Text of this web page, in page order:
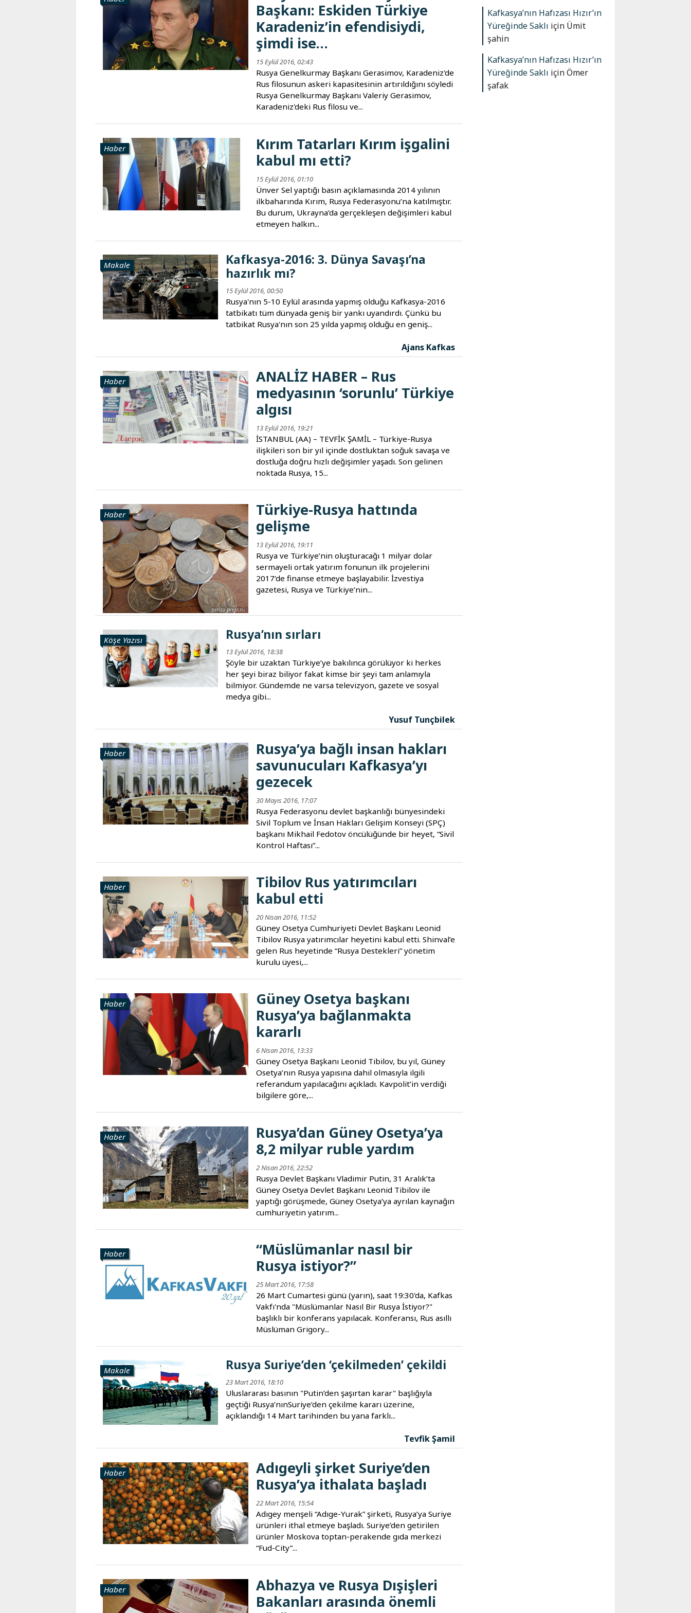
Karaçay-
Çerkes
Krasnodar
Kray
Kuzey
Osetya
Başkanı: Eskiden Türkiye
Karadeniz’in efendisiydi,
şimdi ise…
15 Eylül 2016, 02:43
Rusya Genelkurmay Başkanı Gerasimov, Karadeniz'de
Rus filosunun askeri kapasitesinin artırıldığını söyledi
Rusya Genelkurmay Başkanı Valeriy Gerasimov,
Karadeniz'deki Rus filosu ve...
Haber
Kırım Tatarları Kırım işgalini
kabul mı etti?
15 Eylül 2016, 01:10
Ünver Sel yaptığı basın açıklamasında 2014 yılının
ilkbaharında Kırım, Rusya Federasyonu’na katılmıştır.
Bu durum, Ukrayna’da gerçekleşen değişimleri kabul
etmeyen halkın...
Makale
Kafkasya-2016: 3. Dünya Savaşı’na
hazırlık mı?
15 Eylül 2016, 00:50
Rusya'nın 5-10 Eylül arasında yapmış olduğu Kafkasya-2016
tatbikatı tüm dünyada geniş bir yankı uyandırdı. Çünkü bu
tatbikat Rusya'nın son 25 yılda yapmış olduğu en geniş...
Ajans Kafkas
Haber
ANALİZ HABER – Rus
medyasının ‘sorunlu’ Türkiye
algısı
13 Eylül 2016, 19:21
İSTANBUL (AA) – TEVFİK ŞAMİL – Türkiye-Rusya
ilişkileri son bir yıl içinde dostluktan soğuk savaşa ve
dostluğa doğru hızlı değişimler yaşadı. Son gelinen
noktada Rusya, 15...
Haber
Türkiye-Rusya hattında
gelişme
13 Eylül 2016, 19:11
Rusya ve Türkiye’nin oluşturacağı 1 milyar dolar
sermayeli ortak yatırım fonunun ilk projelerini
2017’de finanse etmeye başlayabilir. İzvestiya
gazetesi, Rusya ve Türkiye’nin...
Köşe Yazısı Rusya’nın sırları
13 Eylül 2016, 18:38
Şöyle bir uzaktan Türkiye’ye bakılınca görülüyor ki herkes
her şeyi biraz biliyor fakat kimse bir şeyi tam anlamıyla
bilmiyor. Gündemde ne varsa televizyon, gazete ve sosyal
medya gibi...
Yusuf Tunçbilek
Haber
Rusya’ya bağlı insan hakları
savunucuları Kafkasya’yı
gezecek
30 Mayıs 2016, 17:07
Rusya Federasyonu devlet başkanlığı bünyesindeki
Sivil Toplum ve İnsan Hakları Gelişim Konseyi (SPÇ)
başkanı Mikhail Fedotov öncülüğünde bir heyet, “Sivil
Kontrol Haftası”...
Haber
Tibilov Rus yatırımcıları
kabul etti
20 Nisan 2016, 11:52
Güney Osetya Cumhuriyeti Devlet Başkanı Leonid
Tibilov Rusya yatırımcılar heyetini kabul etti. Shinval’e
gelen Rus heyetinde “Rusya Destekleri” yönetim
kurulu üyesi,...
Haber
Güney Osetya başkanı
Rusya’ya bağlanmakta
kararlı
6 Nisan 2016, 13:33
Güney Osetya Başkanı Leonid Tibilov, bu yıl, Güney
Osetya’nın Rusya yapısına dahil olmasıyla ilgili
referandum yapılacağını açıkladı. Kavpolit’in verdiği
bilgilere göre,...
Haber
Rusya’dan Güney Osetya’ya
8,2 milyar ruble yardım
2 Nisan 2016, 22:52
Rusya Devlet Başkanı Vladimir Putin, 31 Aralık’ta
Güney Osetya Devlet Başkanı Leonid Tibilov ile
yaptığı görüşmede, Güney Osetya’ya ayrılan kaynağın
cumhuriyetin yatırım...
Haber
“Müslümanlar nasıl bir
Rusya istiyor?”
25 Mart 2016, 17:58
26 Mart Cumartesi günü (yarın), saat 19:30'da, Kafkas
Vakfı'nda "Müslümanlar Nasıl Bir Rusya İstiyor?"
başlıklı bir konferans yapılacak. Konferansı, Rus asıllı
Müslüman Grigory...
Makale Rusya Suriye’den ‘çekilmeden’ çekildi
23 Mart 2016, 18:10
Uluslararası basının "Putin’den şaşırtan karar" başlığıyla
geçtiği Rusya’nınSuriye’den çekilme kararı üzerine,
açıklandığı 14 Mart tarihinden bu yana farklı...
Tevfik Şamil
Haber
Adıgeyli şirket Suriye’den
Rusya’ya ithalata başladı
22 Mart 2016, 15:54
Adıgey menşeli “Adıge-Yurak” şirketi, Rusya’ya Suriye
ürünleri ithal etmeye başladı. Suriye’den getirilen
ürünler Moskova toptan-perakende gıda merkezi
“Fud-City”...
Haber
Abhazya ve Rusya Dışişleri
Bakanları arasında önemli
Kafkasya’nın Hafızası Hızır’ın
Yüreğinde Saklı için Ümit
şahin
Kafkasya’nın Hafızası Hızır’ın
Yüreğinde Saklı içinÖmer
şafak